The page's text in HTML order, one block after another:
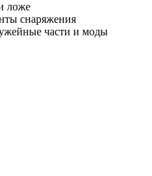
ложе
снаряжения
части и моды